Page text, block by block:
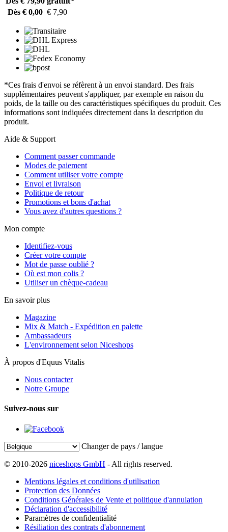
Dès € 0,00 € 7,90
*Ces frais d'envoi se réfèrent à un envoi standard. Des frais
supplémentaires peuvent s'appliquer, par exemple en raison du
poids, de la taille ou des caractéristiques spécifiques du produit. Ces
informations sont indiquées directement dans la description du
produit.
Aide & Support
Comment passer commande
Modes de paiement
Comment utiliser votre compte
Envoi et livraison
Politique de retour
Promotions et bons d'achat
Vous avez d'autres questions ?
Mon compte
Identifiez-vous
Créer votre compte
Mot de passe oublié ?
Où est mon colis ?
Utiliser un chèque-cadeau
En savoir plus
Magazine
Mix & Match - Expédition en palette
Ambassadeurs
L'environnement selon Niceshops
À propos d'Equus Vitalis
Nous contacter
Notre Groupe
Suivez-nous sur
Changer de pays / langue
© 2010-2026 niceshops GmbH - All rights reserved.
Mentions légales et conditions d'utilisation
Protection des Données
Conditions Générales de Vente et politique d'annulation
Déclaration d'accessibilité
Paramètres de confidentialité
Résiliation des contrats d'abonnement